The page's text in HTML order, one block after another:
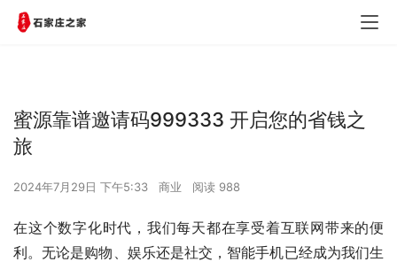
蜜源靠谱邀请码999333 开启您的省钱之
旅
2024年7月29日 下午5:33 商业 阅读 988
在这个数字化时代，我们每天都在享受着互联网带来的便
利。无论是购物、娱乐还是社交，智能手机已经成为我们生